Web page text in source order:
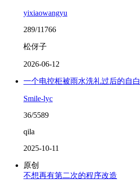
yixiaowangyu
289/11766
松伢子
2026-06-12
一个电控柜被雨水洗礼过后的自白
Smile-lyc
36/5589
qila
2025-10-11
原创
不想再有第二次的程序改造